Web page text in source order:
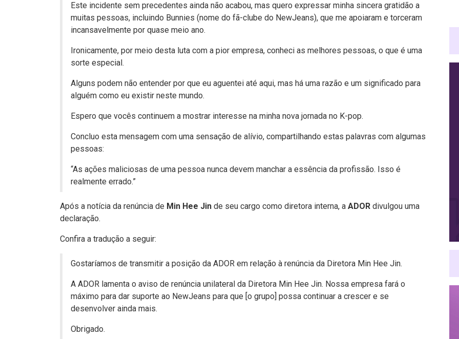
Este incidente sem precedentes ainda não acabou, mas quero expressar minha sincera gratidão a
muitas pessoas, incluindo Bunnies (nome do fã-clube do NewJeans), que me apoiaram e torceram
incansavelmente por quase meio ano.
Ironicamente, por meio desta luta com a pior empresa, conheci as melhores pessoas, o que é uma
sorte especial.
Alguns podem não entender por que eu aguentei até aqui, mas há uma razão e um significado para
alguém como eu existir neste mundo.
Espero que vocês continuem a mostrar interesse na minha nova jornada no K-pop.
Concluo esta mensagem com uma sensação de alívio, compartilhando estas palavras com algumas
pessoas:
“As ações maliciosas de uma pessoa nunca devem manchar a essência da profissão. Isso é
realmente errado.”
Após a notícia da renúncia de Min Hee Jin de seu cargo como diretora interna, a ADOR divulgou uma
declaração.
Confira a tradução a seguir:
Gostaríamos de transmitir a posição da ADOR em relação à renúncia da Diretora Min Hee Jin.
A ADOR lamenta o aviso de renúncia unilateral da Diretora Min Hee Jin. Nossa empresa fará o
máximo para dar suporte ao NewJeans para que [o grupo] possa continuar a crescer e se
desenvolver ainda mais.
Obrigado.